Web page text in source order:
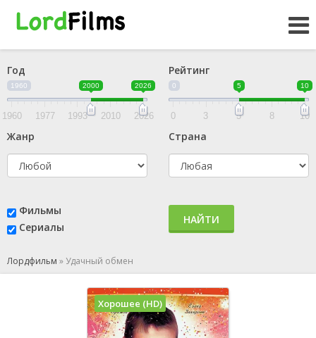
Год
1960 2000 2026
1960 1977 1993 2010 2026
Рейтинг
0 5 10
0 3 5 8 10
Жанр Страна
Фильмы
Сериалы
НАЙТИ
Лордфильм » Удачный обмен
Хорошее (HD)